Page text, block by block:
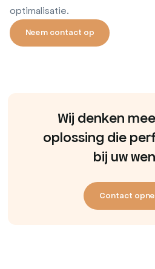
optimalisatie.
Neem contact op
Neem contact op
Wij denken
oplossing die
bij uw
Contact